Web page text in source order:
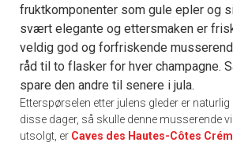
fruktkomponenter som gule epler og
svært elegante og ettersmaken er
veldig god og forfriskende
råd til to flasker for hver champagne.
spare den andre til senere i jula.
Etterspørselen etter julens gleder er
disse dager, så skulle denne musserende
utsolgt, er Caves des Hautes-Côtes